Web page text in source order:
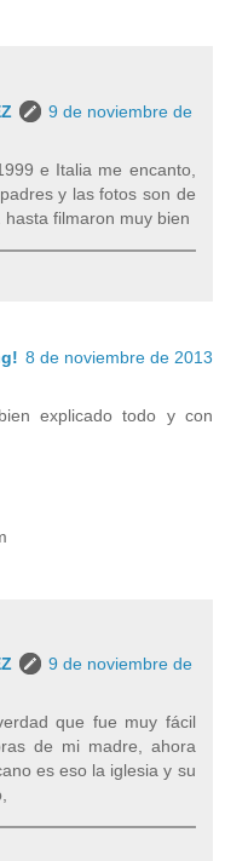
9 de noviembre de
e Italia me encanto,
y las fotos son de
filmaron muy bien
8 de noviembre de 2013
explicado todo y con
9 de noviembre de
que fue muy fácil
de mi madre, ahora
es eso la iglesia y su